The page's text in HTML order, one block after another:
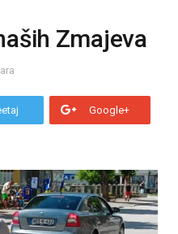
Zmajeva
Google+